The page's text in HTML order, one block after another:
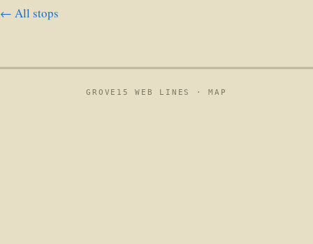
← All stops
GROVE15 WEB LINES ·MAP